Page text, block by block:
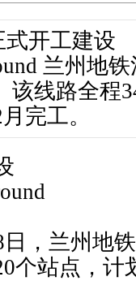
开工建设
兰州地
该线路全程
完工。
，兰州地
个站点，计